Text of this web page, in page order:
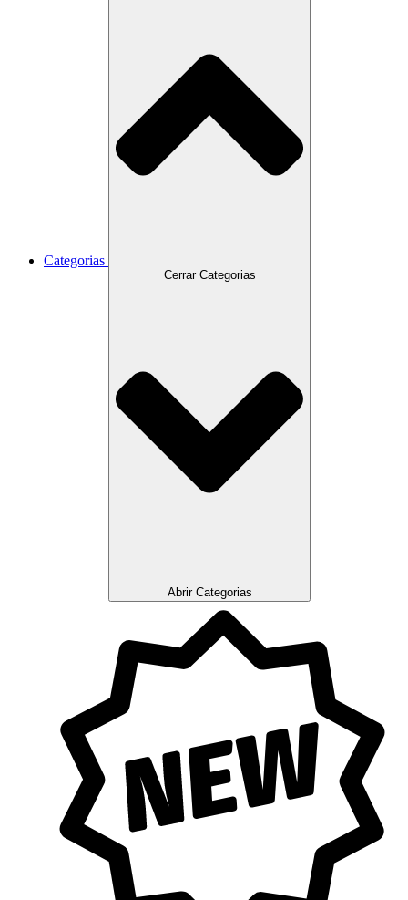
Categorias
Cerrar Categorias
Abrir Categorias